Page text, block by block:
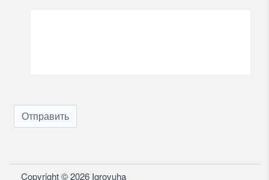
Отправить
Copyright © 2026 Igrovuha